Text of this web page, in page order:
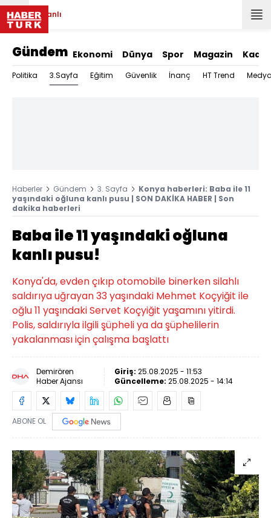
Canlı
Gündem Ekonomi Dünya Spor Magazin Kadın
Politika 3.Sayfa Eğitim Güvenlik İnanç HT Trend
Haberler Gündem 3. Sayfa
Konya haberleri: Baba ile 11
yaşındaki oğluna kanlı pusu | SON DAKİKA HABER | Son
dakika haberleri
Baba ile 11 yaşındaki oğluna
kanlı pusu!
Konya'da, evden çıkıp otomobile binerken silahlı
saldırıya uğrayan 33 yaşındaki Mehmet Koçyiğit ile
oğlu 11 yaşındaki Servet Koçyiğit yaşamını yitirdi.
Polis, saldırıyla ilgili şüpheli ya da şüphelilerin
yakalanması için çalışma başlattı
Demirören
Haber Ajansı
Giriş: 25.08.2025 - 11:53
Güncelleme: 25.08.2025 - 14:14
ABONE OL